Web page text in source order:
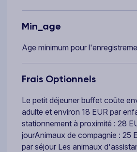
Min_age
Age minimum pour
Frais Optionnels
Le petit déjeuner buffet coûte
adulte et environ 18 EUR par
stationnement à proximité : 28
jourAnimaux de compagnie : 25
par séjour Les animaux